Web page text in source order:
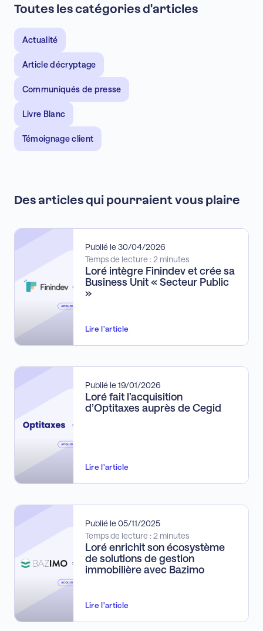
Toutes les catégories d'articles
Actualité
Article décryptage
Communiqués de presse
Livre Blanc
Témoignage client
Des articles qui pourraient vous plaire
Publié le 30/04/2026
Temps de lecture : 2 minutes
Loré intègre Finindev et crée sa
Business Unit « Secteur Public
»
Lire l'article
Publié le 19/01/2026
Loré fait l’acquisition
d’Optitaxes auprès de Cegid
Lire l'article
Publié le 05/11/2025
Temps de lecture : 2 minutes
Loré enrichit son écosystème
de solutions de gestion
immobilière avec Bazimo
Lire l'article